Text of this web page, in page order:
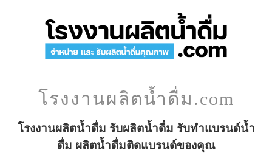
โรงงานผลิตน้ำดื่ม.com
โรงงานผลิตน้ำดื่ม รับผลิตน้ำดื่ม รับทำแบรนด์น้ำ
ดื่ม ผลิตน้ำดื่มติดแบรนด์ของคุณ